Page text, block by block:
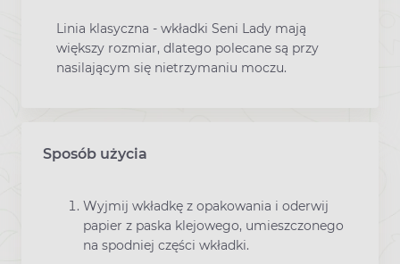
Linia klasyczna - wkładki Seni Lady mają
większy rozmiar, dlatego polecane są przy
nasilającym się nietrzymaniu moczu.
Sposób użycia
Wyjmij wkładkę z opakowania i oderwij
papier z paska klejowego, umieszczonego
na spodniej części wkładki.